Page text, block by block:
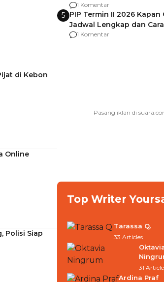
di Kebon
Online
Polisi Siap
Berencana Pakai Jimat di
1 Komentar
5 PIP Termin II 2026 Kapan
Jadwal Lengkap dan
agar Dana Tidak Hangus!
1 Komentar
Top Writer
Tarassa Q.
33 Articles
31
Ardina Praf